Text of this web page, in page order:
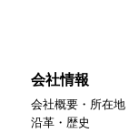
会社情報
会社概要・所在地
沿革・歴史